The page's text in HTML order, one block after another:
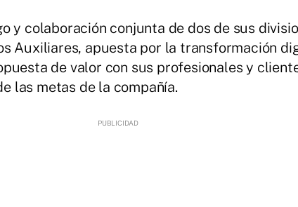
y colaboración conjunta de dos de sus
Auxiliares, apuesta por la transformación
de valor con sus profesionales y
las metas de la compañía.